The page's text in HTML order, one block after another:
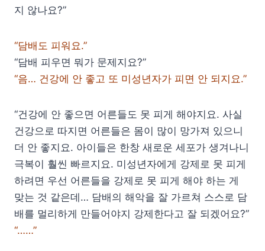
지 않나요?”
“담배도 피워요.”
“담배 피우면 뭐가 문제지요?”
“음… 건강에 안 좋고 또 미성년자가 피면 안 되지요.”
“건강에 안 좋으면 어른들도 못 피게 해야지요. 사실
건강으로 따지면 어른들은 몸이 많이 망가져 있으니
더 안 좋지요. 아이들은 한창 새로운 세포가 생겨나니
극복이 훨씬 빠르지요. 미성년자에게 강제로 못 피게
하려면 우선 어른들을 강제로 못 피게 해야 하는 게
맞는 것 같은데… 담배의 해악을 잘 가르쳐 스스로 담
배를 멀리하게 만들어야지 강제한다고 잘 되겠어요?”
“……”